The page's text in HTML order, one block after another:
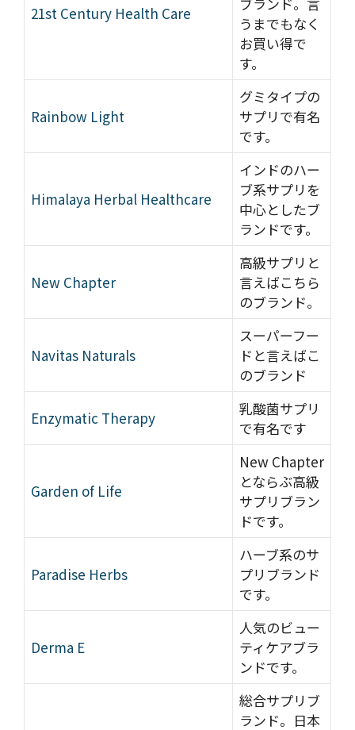
21st Century Health Care
うまでもなく
お買い得で
す。
Rainbow Light
グミタイプの
サプリで有名
です。
Himalaya Herbal Healthcare
インドのハー
ブ系サプリを
中心としたブ
ランドです。
New Chapter
高級サプリと
言えばこちら
のブランド。
Navitas Naturals
スーパーフー
ドと言えばこ
のブランド
Enzymatic Therapy
乳酸菌サプリ
で有名です
Garden of Life
New Chapter
とならぶ高級
サプリブラン
ドです。
Paradise Herbs
ハーブ系のサ
プリブランド
です。
Derma E
人気のビュー
ティケアブラ
ンドです。
総合サプリブ
ランド。日本